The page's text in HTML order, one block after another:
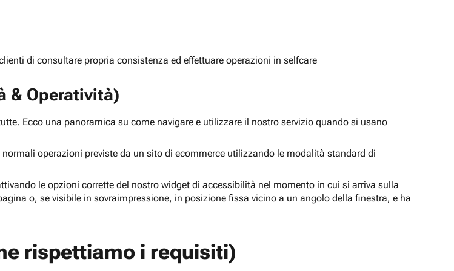
di consultare propria consistenza ed effettuare operazioni in selfcare
& Operatività)
Ecco una panoramica su come navigare e utilizzare il nostro servizio quando si usano
operazioni previste da un sito di ecommerce utilizzando le modalità standard di
le opzioni corrette del nostro widget di accessibilità nel momento in cui si arriva sulla
o, se visibile in sovraimpressione, in posizione fissa vicino a un angolo della finestra, e ha
rispettiamo i requisiti)